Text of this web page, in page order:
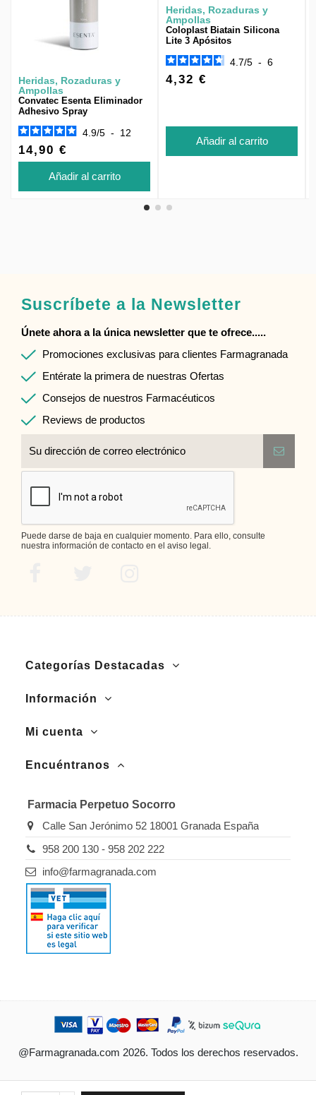
Heridas, Rozaduras y
Ampollas
Convatec Esenta Eliminador
Adhesivo Spray
4.9/5 - 12
14,90 €
Añadir al carrito
Heridas, Rozaduras y
Ampollas
Coloplast Biatain Silicona
Lite 3 Apósitos
4.7/5 - 6
4,32 €
Añadir al carrito
Suscríbete a la Newsletter
Únete ahora a la única newsletter que te ofrece.....
Promociones exclusivas para clientes Farmagranada
Entérate la primera de nuestras Ofertas
Consejos de nuestros Farmacéuticos
Reviews de productos
Puede darse de baja en cualquier momento. Para ello, consulte
nuestra información de contacto en el aviso legal.
Categorías Destacadas
Información
Mi cuenta
Encuéntranos
Farmacia Perpetuo Socorro
Calle San Jerónimo 52 18001 Granada España
958 200 130 - 958 202 222
info@farmagranada.com
@Farmagranada.com 2026. Todos los derechos reservados.
Ordenado por